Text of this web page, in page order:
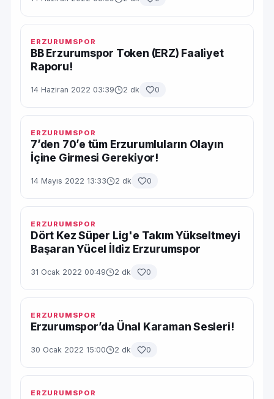
ERZURUMSPOR
BB Erzurumspor Token (ERZ) Faaliyet
Raporu!
14 Haziran 2022 03:39 2 dk 0
ERZURUMSPOR
7’den 70’e tüm Erzurumluların Olayın
İçine Girmesi Gerekiyor!
14 Mayıs 2022 13:33 2 dk 0
ERZURUMSPOR
Dört Kez Süper Lig'e Takım Yükseltmeyi
Başaran Yücel İldiz Erzurumspor
31 Ocak 2022 00:49 2 dk 0
ERZURUMSPOR
Erzurumspor’da Ünal Karaman Sesleri!
30 Ocak 2022 15:00 2 dk 0
ERZURUMSPOR